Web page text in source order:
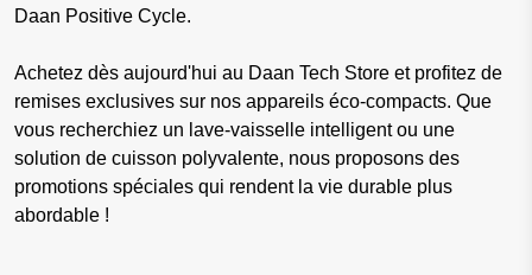
Daan Positive Cycle.
Achetez dès aujourd'hui au Daan Tech Store et profitez de
remises exclusives sur nos appareils éco-compacts. Que
vous recherchiez un lave-vaisselle intelligent ou une
solution de cuisson polyvalente, nous proposons des
promotions spéciales qui rendent la vie durable plus
abordable !